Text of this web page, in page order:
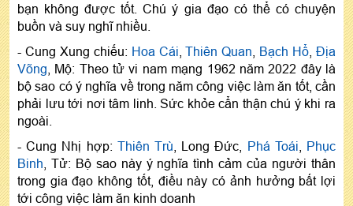
bạn không được tốt. Chú ý gia đạo có thể có chuyện
buồn và suy nghĩ nhiều.
- Cung Xung chiếu: Hoa Cái ,Thiên Quan Bạch Hổ Địa
Võng , Mộ: Theo tử vi nam mạng 1962 năm 2022 đây là
bộ sao có ý nghĩa về trong năm công việc làm ăn tốt, cần
phải lưu tới nơi tâm linh. Sức khỏe cẩn thận chú ý khi ra
ngoài.
- Cung Nhị hợp: Thiên Trù , Long Đức, Phá Toái
Phục
Binh , Tử: Bộ sao này ý nghĩa tình cảm của người thân
trong gia đạo không tốt, điều này có ảnh hưởng bất lợi
tới công việc làm ăn kinh doanh